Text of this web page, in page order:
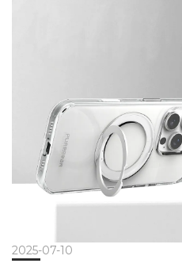
惱...「不想送太甜膩的東西，但又
昧，送禮很怕太超過」「不想再
到的？」「我單身，但想趁節日
己」那麼，這份送禮提案你一定
內容：BT21 磁吸手機殼 ＋ 同款
對命中紅心！ 超人氣宇宙明星，
人忍不住嘴角上揚。搭配高實用
睛，更兼具功能性，支援
能都不馬虎，不論是在辦公室、咖
心的陪伴。 就算是遠距離情侶，
繪風與 UNIVERSTAR 宇宙明星
效果！ 📌 推薦給：女友、曖昧對
2025-07-10